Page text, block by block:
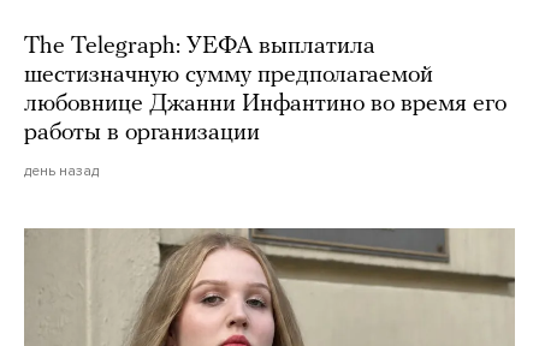
The Telegraph: УЕФА выплатила
шестизначную сумму предполагаемой
любовнице Джанни Инфантино во время его
работы в организации
день назад